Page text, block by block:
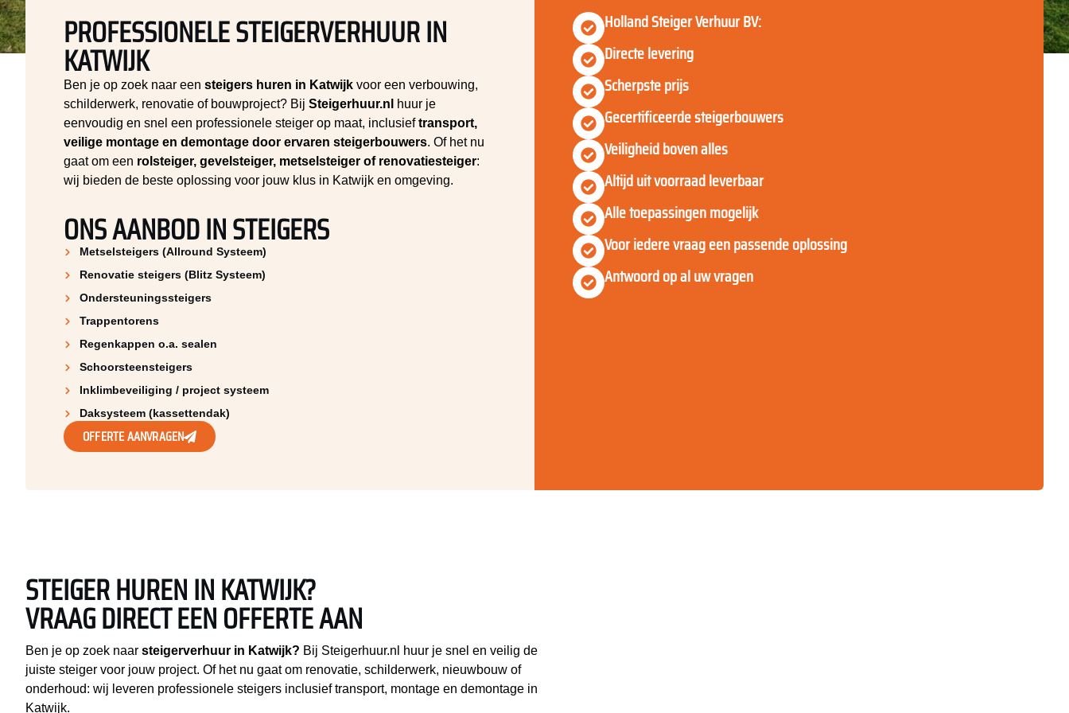
PROFESSIONELE STEIGERVERHUUR IN
KATWIJK
Ben je op zoek naar een steigers huren in Katwijk voor een verbouwing,
schilderwerk, renovatie of bouwproject? Bij Steigerhuur.nl
huur je
eenvoudig en snel een professionele steiger op maat, inclusieftransport,
veilige montage en demontage door ervaren steigerbouwers. Of het nu
gaat om een rolsteiger, gevelsteiger, metselsteiger of renovatiesteiger:
wij bieden de beste oplossing voor jouw klus in Katwijk en omgeving.
ONS AANBOD IN STEIGERS
Metselsteigers (Allround Systeem)
Renovatie steigers (Blitz Systeem)
Ondersteuningssteigers
Trappentorens
Regenkappen o.a. sealen
Schoorsteen­steigers
Inklimbeveiliging / project systeem
Daksysteem (kassettendak)
OFFERTE AANVRAGEN
Holland Steiger Verhuur BV:
Directe levering
Scherpste prijs
Gecertificeerde steigerbouwers
Veiligheid boven alles
Altijd uit voorraad leverbaar
Alle toepassingen mogelijk
Voor iedere vraag een passende oplossing
Antwoord op al uw vragen
STEIGER HUREN IN KATWIJK?
VRAAG DIRECT EEN OFFERTE AAN
Ben je op zoek naar steigerverhuur in Katwijk? Bij Steigerhuur.nl huur je snel en veilig de
juiste steiger voor jouw project. Of het nu gaat om renovatie, schilderwerk, nieuwbouw of
onderhoud: wij leveren professionele steigers inclusief transport, montage en demontage in
Katwijk.